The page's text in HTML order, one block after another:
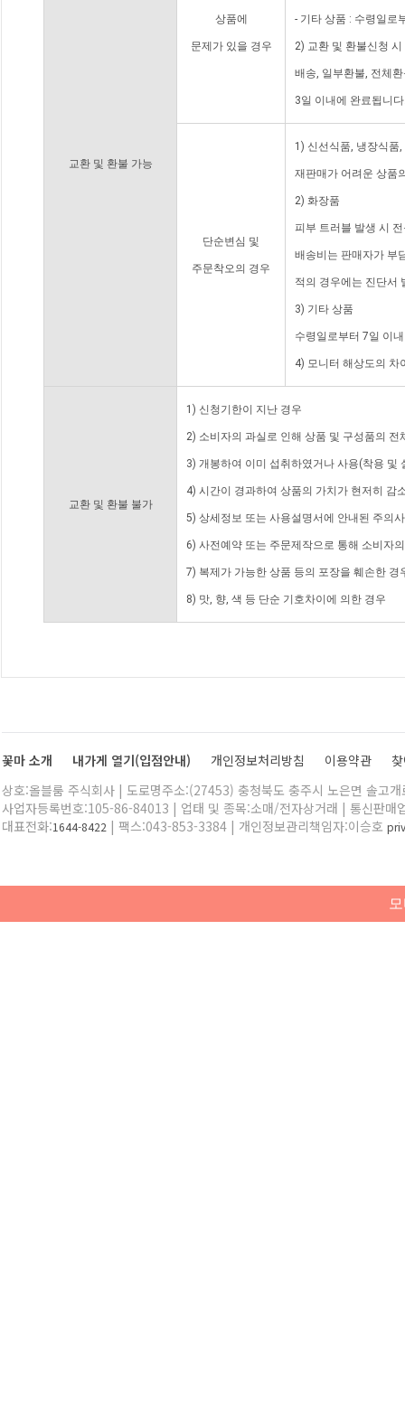
교환 및 환불 가능
상품에
문제가 있을 경우
- 기타 상품 : 수령일로
2) 교환 및 환불신청
배송, 일부환불, 전체
3일 이내에 완료됩니
단순변심 및
주문착오의 경우
1) 신선식품, 냉장식품
재판매가 어려운 상품
2) 화장품
피부 트러블 발생 시
배송비는 판매자가 부
적의 경우에는 진단서
3) 기타 상품
수령일로부터 7일 이
4) 모니터 해상도의 차
교환 및 환불 불가
1) 신청기한이 지난 경우
2) 소비자의 과실로 인해 상품 및 구성품의
3) 개봉하여 이미 섭취하였거나 사용(착용 및
4) 시간이 경과하여 상품의 가치가 현저히 감
5) 상세정보 또는 사용설명서에 안내된 주의
6) 사전예약 또는 주문제작으로 통해 소비자
7) 복제가 가능한 상품 등의 포장을 훼손한 경
8) 맛, 향, 색 등 단순 기호차이에 의한 경우
꽃마 소개 내가게 열기(입점안내) 개인정보처리방침 이용약관
상호:올블룸 주식회사 | 도로명주소:(27453) 충청북도 충주시 노은면 솔고
사업자등록번호:105-86-84013 | 업태 및 종목:소매/전자상거래 | 통신판매
대표전화:1644-8422 | 팩스:043-853-3384 | 개인정보관리책임자:이승호